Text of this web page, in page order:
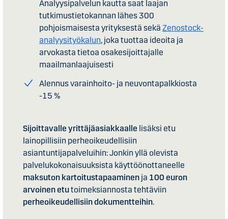
Analyysipalvelun kautta saat laajan
tutkimustietokannan lähes 300
pohjoismaisesta yrityksestä sekä Zenostock-
analyysityökalun, joka tuottaa ideoita ja
arvokasta tietoa osakesijoittajalle
maailmanlaajuisesti
Alennus varainhoito- ja neuvontapalkkiosta
-15 %
Sijoittavalle yrittäjäasiakkaalle lisäksi etu
lainopillisiin perheoikeudellisiin
asiantuntijapalveluihin: Jonkin yllä olevista
palvelukokonaisuuksista käyttöönottaneelle
maksuton kartoitustapaaminen ja 100 euron
arvoinen etutoimeksiannosta tehtäviin
perheoikeudellisiin dokumentteihin.